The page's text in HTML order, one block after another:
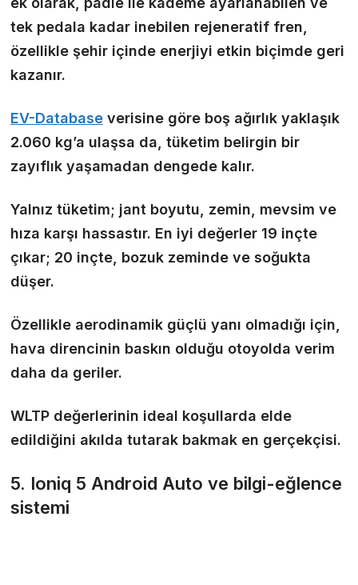
tek pedala kadar inebilen rejeneratif fren,
özellikle şehir içinde enerjiyi etkin biçimde geri
kazanır.
EV-Database verisine göre boş ağırlık yaklaşık
2.060 kg’a ulaşsa da, tüketim belirgin bir
zayıflık yaşamadan dengede kalır.
Yalnız tüketim; jant boyutu, zemin, mevsim ve
hıza karşı hassastır. En iyi değerler 19 inçte
çıkar; 20 inçte, bozuk zeminde ve soğukta
düşer.
Özellikle aerodinamik güçlü yanı olmadığı için,
hava direncinin baskın olduğu otoyolda verim
daha da geriler.
WLTP değerlerinin ideal koşullarda elde
edildiğini akılda tutarak bakmak en gerçekçisi.
5. Ioniq 5 Android Auto ve bilgi-eğlence
sistemi